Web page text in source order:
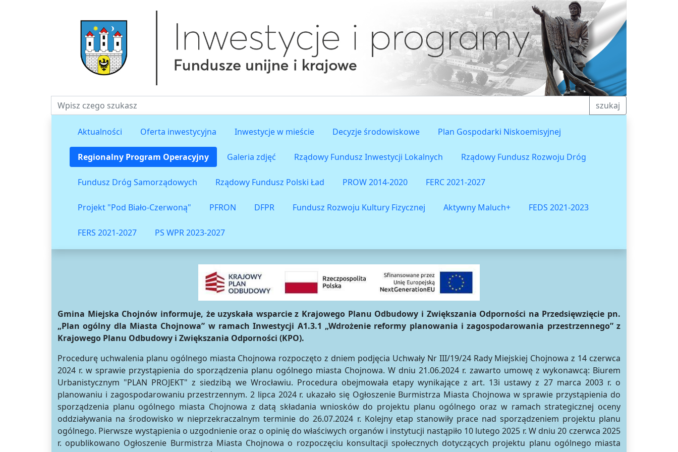
Fraza do wyszukiwania szukaj
Aktualności Oferta inwestycyjna Inwestycje w mieście Decyzje środowiskowe Plan Gospodarki Niskoemisyjnej
Regionalny Program Operacyjny Galeria zdjęć Rządowy Fundusz Inwestycji Lokalnych Rządowy Fundusz Rozwoju Dróg
Fundusz Dróg Samorządowych Rządowy Fundusz Polski Ład PROW 2014-2020 FERC 2021-2027
Projekt "Pod Biało-Czerwoną" PFRON DFPR Fundusz Rozwoju Kultury Fizycznej Aktywny Maluch+ FEDS 2021-2023
FERS 2021-2027 PS WPR 2023-2027
Gmina Miejska Chojnów informuje, że uzyskała wsparcie z Krajowego Planu Odbudowy i Zwiększania Odporności na Przedsięwzięcie pn.
„Plan ogólny dla Miasta Chojnowa” w ramach Inwestycji A1.3.1 „Wdrożenie reformy planowania i zagospodarowania przestrzennego” z
Krajowego Planu Odbudowy i Zwiększania Odporności (KPO).
Procedurę uchwalenia planu ogólnego miasta Chojnowa rozpoczęto z dniem podjęcia Uchwały Nr III/19/24 Rady Miejskiej Chojnowa z 14 czerwca
2024 r. w sprawie przystąpienia do sporządzenia planu ogólnego miasta Chojnowa. W dniu 21.06.2024 r. zawarto umowę z wykonawcą: Biurem
Urbanistycznym "PLAN PROJEKT" z siedzibą we Wrocławiu. Procedura obejmowała etapy wynikające z art. 13i ustawy z 27 marca 2003 r. o
planowaniu i zagospodarowaniu przestrzennym. 2 lipca 2024 r. ukazało się Ogłoszenie Burmistrza Miasta Chojnowa w sprawie przystąpienia do
sporządzenia planu ogólnego miasta Chojnowa z datą składania wniosków do projektu planu ogólnego oraz w ramach strategicznej oceny
oddziaływania na środowisko w nieprzekraczalnym terminie do 26.07.2024 r. Kolejny etap stanowiły prace nad sporządzeniem projektu planu
ogólnego. Pierwsze wystąpienia o uzgodnienie oraz o opinię do właściwych organów i instytucji nastąpiło 10 lutego 2025 r. W dniu 20 czerwca 2025
r. opublikowano Ogłoszenie Burmistrza Miasta Chojnowa o rozpoczęciu konsultacji społecznych dotyczących projektu planu ogólnego miasta